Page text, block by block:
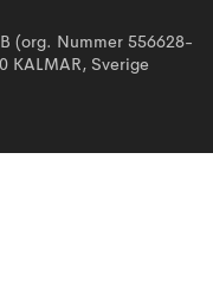
(org. Nummer 556628-
KALMAR, Sverige